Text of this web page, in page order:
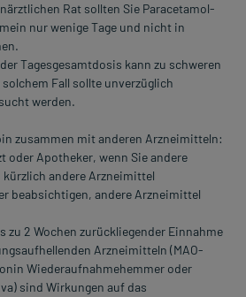
Rat sollten Sie Paracetamol-
nur wenige Tage und nicht in
Tagesgesamtdosis kann zu schweren
Fall sollte unverzüglich
werden.
zusammen mit anderen Arzneimitteln:
oder Apotheker, wenn Sie andere
andere Arzneimittel
beabsichtigen, andere Arzneimittel
zu 2 Wochen zurückliegender Einnahme
Arzneimitteln (MAO-
Wiederaufnahmehemmer oder
sind Wirkungen auf das